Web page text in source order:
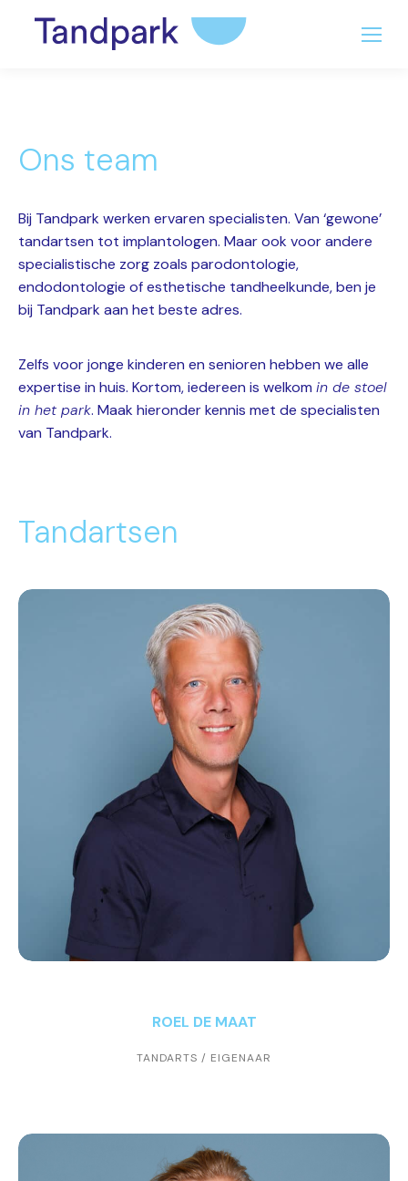
Ons team
Bij Tandpark werken ervaren specialisten. Van ‘gewone’
tandartsen tot implantologen. Maar ook voor andere
specialistische zorg zoals parodontologie,
endodontologie of esthetische tandheelkunde, ben je
bij Tandpark aan het beste adres.
Zelfs voor jonge kinderen en senioren hebben we alle
expertise in huis. Kortom, iedereen is welkom in de stoel
in het park. Maak hieronder kennis met de specialisten
van Tandpark.
Tandartsen
ROEL DE MAAT
TANDARTS / EIGENAAR